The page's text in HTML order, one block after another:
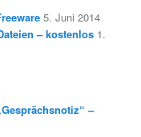
5. Juni 2014
– kostenlos 1.
–